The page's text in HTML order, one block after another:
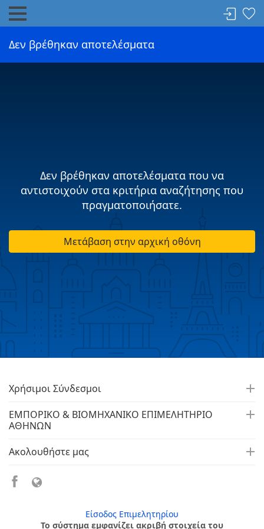
Δεν βρέθηκαν αποτελέσματα
Δεν βρέθηκαν αποτελέσματα που να
αντιστοιχούν στα κριτήρια αναζήτησης που
πραγματοποιήσατε.
Μετάβαση στην αρχική οθόνη
Χρήσιμοι Σύνδεσμοι
ΕΜΠΟΡΙΚΟ & ΒΙΟΜΗΧΑΝΙΚΟ ΕΠΙΜΕΛΗΤΗΡΙΟ
ΑΘΗΝΩΝ
Ακολουθήστε μας
Είσοδος Επιμελητηρίου
Το σύστημα εμφανίζει ακριβή στοιχεία του